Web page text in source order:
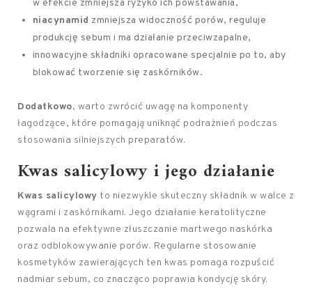
w efekcie zmniejsza ryzyko ich powstawania,
niacynamid zmniejsza widoczność porów, reguluje
produkcję sebum i ma działanie przeciwzapalne,
innowacyjne składniki opracowane specjalnie po to, aby
blokować tworzenie się zaskórników.
Dodatkowo, warto zwrócić uwagę na komponenty
łagodzące, które pomagają uniknąć podrażnień podczas
stosowania silniejszych preparatów.
Kwas salicylowy i jego działanie
Kwas salicylowy to niezwykle skuteczny składnik w walce z
wągrami i zaskórnikami. Jego działanie keratolityczne
pozwala na efektywne złuszczanie martwego naskórka
oraz odblokowywanie porów. Regularne stosowanie
kosmetyków zawierających ten kwas pomaga rozpuścić
nadmiar sebum, co znacząco poprawia kondycję skóry.